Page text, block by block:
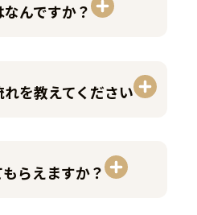
んですか？
を教えてください
らえますか？